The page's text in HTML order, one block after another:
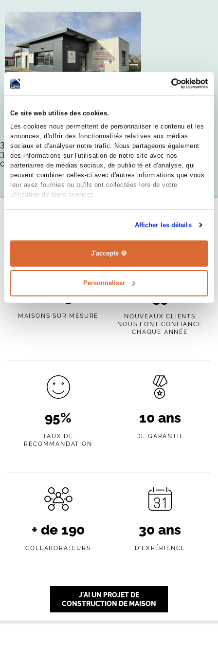
Ce site web utilise des cookies.
Les cookies nous permettent de personnaliser le contenu et les
annonces, d'offrir des fonctionnalités relatives aux médias
sociaux et d'analyser notre trafic. Nous partageons également
des informations sur l'utilisation de notre site avec nos
partenaires de médias sociaux, de publicité et d'analyse, qui
peuvent combiner celles-ci avec d'autres informations que vous
leur avez fournies ou qu'ils ont collectées lors de votre
utilisation de leurs services.
Afficher les détails
J'accepte 🍪
Personnaliser
AGENCE DE
CHÂTEAUROUX
388 Av. de La Châtre
36000 Châteauroux
02 42 80 00 99
POURQUOIFAIRE CONFIANCE
À MAISONS CPR
+ de2500
MAISONS SUR MESURE
+350
NOUVEAUX CLIENTS
NOUS FONT CONFIANCE
CHAQUE ANNÉE
95%
TAUX DE
RECOMMANDATION
10 ans
DE GARANTIE
+ de 190
COLLABORATEURS
30 ans
D'EXPÉRIENCE
J'AI UN PROJET DE
CONSTRUCTION DE MAISON